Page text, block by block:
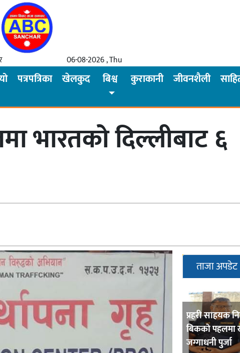
06-08-2026 , Thu
पत्रपत्रिका खेलकुद बिश्व कुराकानी जीवनशैली
भारतको दिल्लीबाट ६
ताजा अपडेट
प्रहरी साहयक
बिककाे पहलमा
जग्गाधनी पुर्जा